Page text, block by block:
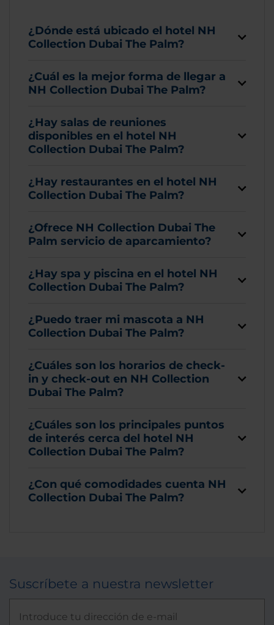
¿Dónde está ubicado el hotel NH
Collection Dubai The Palm?
¿Cuál es la mejor forma de llegar a
NH Collection Dubai The Palm?
¿Hay salas de reuniones
disponibles en el hotel NH
Collection Dubai The Palm?
¿Hay restaurantes en el hotel NH
Collection Dubai The Palm?
¿Ofrece NH Collection Dubai The
Palm servicio de aparcamiento?
¿Hay spa y piscina en el hotel NH
Collection Dubai The Palm?
¿Puedo traer mi mascota a NH
Collection Dubai The Palm?
¿Cuáles son los horarios de check-
in y check-out en NH Collection
Dubai The Palm?
¿Cuáles son los principales puntos
de interés cerca del hotel NH
Collection Dubai The Palm?
¿Con qué comodidades cuenta NH
Collection Dubai The Palm?
Suscríbete a nuestra newsletter